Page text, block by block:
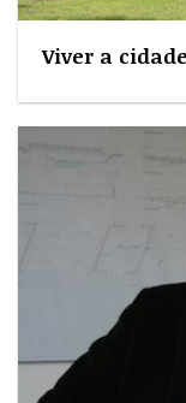
Viver a